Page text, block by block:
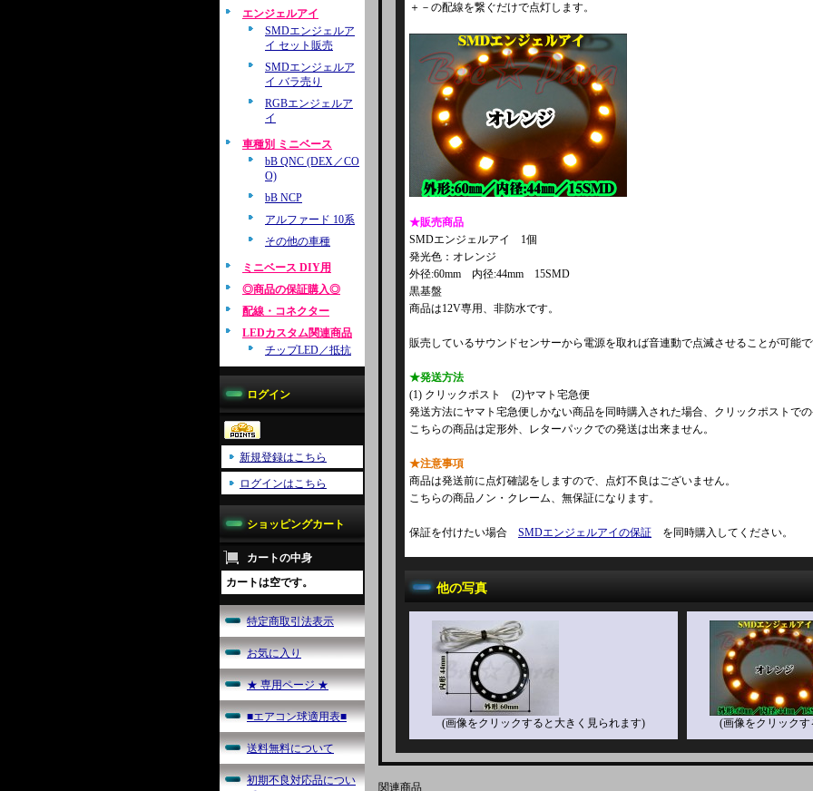
エンジェルアイ
SMDエンジェルア
イ セット販売
SMDエンジェルア
イ バラ売り
RGBエンジェルア
イ
車種別 ミニベース
bB QNC (DEX／CO
O)
bB NCP
アルファード 10系
その他の車種
ミニベース DIY用
◎商品の保証購入◎
配線・コネクター
LEDカスタム関連商品
チップLED／抵抗
ログイン
新規登録はこちら
ログインはこちら
ショッピングカート
カートの中身
カートは空です。
特定商取引法表示
お気に入り
★ 専用ページ ★
■エアコン球適用表■
送料無料について
初期不良対応品につい
＋－の配線を繋ぐだけで点灯します。
★販売商品
SMDエンジェルアイ 1個
発光色：オレンジ
外径:60mm 内径:44mm 15SMD
黒基盤
商品は12V専用、非防水です。
販売しているサウンドセンサーから電源を取れば音連動で点滅させることが可能
★発送方法
(1) クリックポスト (2)ヤマト宅急便
発送方法にヤマト宅急便しかない商品を同時購入された場合、クリックポストで
こちらの商品は定形外、レターパックでの発送は出来ません。
★注意事項
商品は発送前に点灯確認をしますので、点灯不良はございません。
こちらの商品ノン・クレーム、無保証になります。
保証を付けたい場合 SMDエンジェルアイの保証 を同時購入してください。
他の写真
(画像をクリックすると大きく見られます) (画像をクリック
関連商品